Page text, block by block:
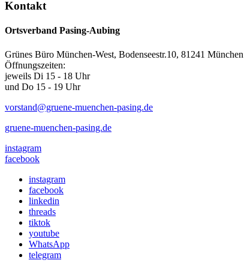
Kontakt
Ortsverband Pasing-Aubing
Grünes Büro München-West, Bodenseestr.10, 81241 München
Öffnungszeiten:
jeweils Di 15 - 18 Uhr
und Do 15 - 19 Uhr
vorstand@gruene-muenchen-pasing.de
gruene-muenchen-pasing.de
instagram
facebook
instagram
facebook
linkedin
threads
tiktok
youtube
WhatsApp
telegram